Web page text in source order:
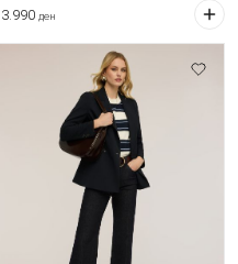
3.990 ден